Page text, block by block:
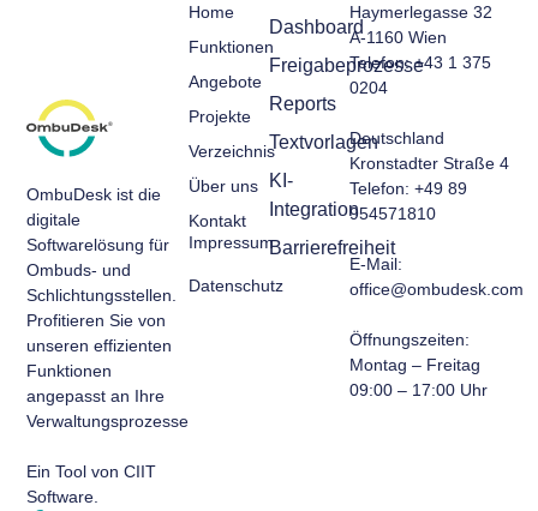
OmbuDesk ist die
digitale
Softwarelösung für
Ombuds- und
Schlichtungsstellen.
Profitieren Sie von
unseren effizienten
Funktionen
angepasst an Ihre
Verwaltungsprozesse.
Ein Tool von CIIT
Software.
Dashboard
Freigabeprozesse
Reports
Textvorlagen
KI-
Integration
Barrierefreiheit
Home
Funktionen
Angebote
Projekte
Verzeichnis
Über uns
Kontakt
Impressum
Datenschutz
Haymerlegasse 32
A-1160 Wien
Telefon: +43 1 375
0204
Deutschland
Kronstadter Straße 4
Telefon: +49 89
954571810
E-Mail:
office@ombudesk.com
Öffnungszeiten:
Montag – Freitag
09:00 – 17:00 Uhr​